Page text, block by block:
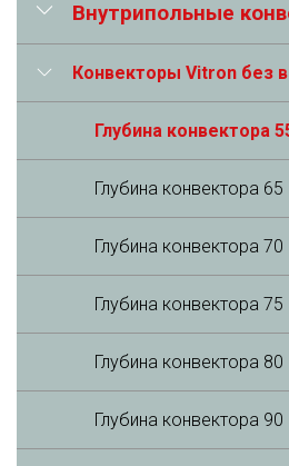
Внутрипольные
Конвекторы Vitron без
Глубина конвектора
Глубина конвектора 65
Глубина конвектора 70
Глубина конвектора 75
Глубина конвектора 80
Глубина конвектора 90